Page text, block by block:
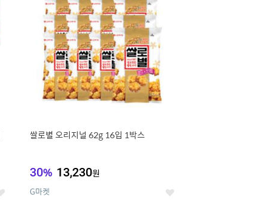
좋
쌀로별 오리지널 62g 16입 1박스
30% 13,230원
G마켓 좋